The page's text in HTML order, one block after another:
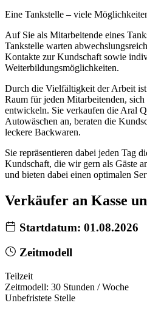
Eine Tankstelle – viele
Auf Sie als Mitarbeitende eines
Tankstelle warten
Kontakte zur Kundschaft sowie
Weiterbildungsmöglichkeiten.
Durch die Vielfältigkeit der Arbeit
Raum für jeden Mitarbeitenden, sich
entwickeln. Sie verkaufen die Aral
Autowäschen an, beraten die
leckere Backwaren.
Sie repräsentieren dabei jeden Tag
Kundschaft, die wir gern als Gäste
und bieten dabei einen optimalen
Verkäufer an Kasse
Startdatum: 01.08.2026
Zeitmodell
Teilzeit
Zeitmodell: 30 Stunden / Woche
Unbefristete Stelle